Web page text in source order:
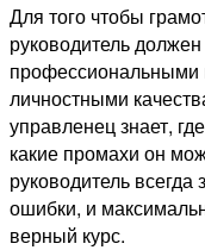
Для того чтобы
руководитель
личностными
управленец знает,
какие промахи он
руководитель
ошибки, и
верный курс.